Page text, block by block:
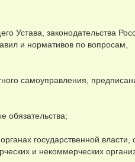
Устава, законодательства
и нормативов по вопросам,
самоуправления,
обязательства;
государственной власти,
и некоммерческих